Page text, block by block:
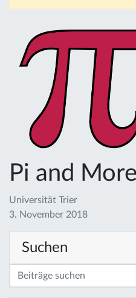
Pi and
Universität Trier
3. November 2018
Suchen